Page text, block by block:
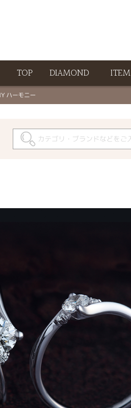
TOP DIAMOND ITEM
ハーモニー